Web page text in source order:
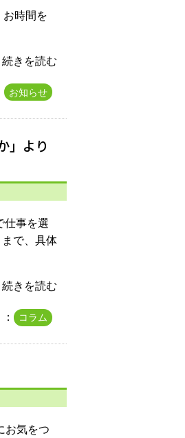
お時間を
続きを読む
お知らせ
」より
仕事を選
で、具体
続きを読む
コラム
お気をつ